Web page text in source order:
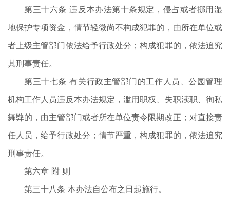
第三十六条 违反本办法第十条规定，侵占或者挪用湿
地保护专项资金，情节轻微尚不构成犯罪的，由所在单位或
者上级主管部门依法给予行政处分；构成犯罪的，依法追究
其刑事责任。
第三十七条 有关行政主管部门的工作人员、公园管理
机构工作人员违反本办法规定，滥用职权、失职渎职、徇私
舞弊的，由主管部门或者所在单位责令限期改正；对直接责
任人员，给予行政处分；情节严重，构成犯罪的，依法追究
刑事责任。
第六章 附 则
第三十八条 本办法自公布之日起施行。